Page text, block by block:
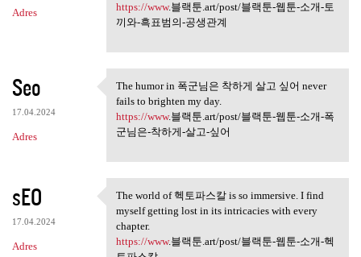
Adres
https://www.블랙툰.art/post/블랙툰-웹툰-소개-토
끼와-흑표범의-공생관계
Seo
17.04.2024
Adres
The humor in 폭군님은 착하게 살고
싶어
The humor in 폭군님은 착하게 살고 싶어 never
fails to brighten my day.
https://www.블랙툰.art/post/블랙툰-웹툰-소개-폭
군님은-착하게-살고-싶어
sEO
17.04.2024
Adres
The world of 헥토파스칼 is so
The world of 헥토파스칼 is so immersive. I find
myself getting lost in its intricacies with every
chapter.
https://www.블랙툰.art/post/블랙툰-웹툰-소개-헥